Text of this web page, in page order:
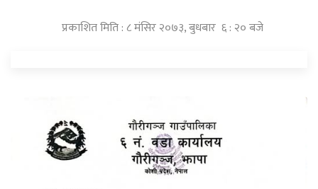
प्रकाशित मिति : ८ मंसिर २०७३, बुधबार ६ : २० बजे